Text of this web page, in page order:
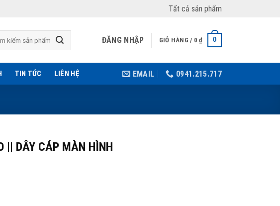
Tất cả sản phẩm
ĐĂNG NHẬP GIỎ HÀNG / 0₫ 0
TIN TỨC LIÊN HỆ EMAIL 0941.215.717
|| DÂY CÁP MÀN HÌNH